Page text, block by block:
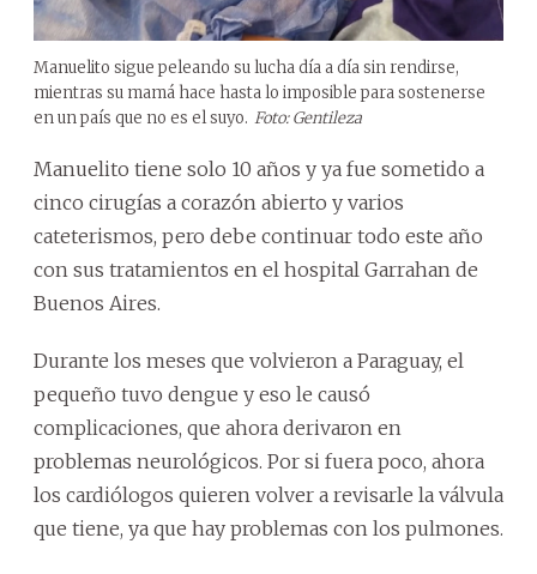
Manuelito sigue peleando su lucha día a día sin rendirse,
mientras su mamá hace hasta lo imposible para sostenerse
en un país que no es el suyo. Foto: Gentileza
Manuelito tiene solo 10 años y ya fue sometido a
cinco cirugías a corazón abierto y varios
cateterismos, pero debe continuar todo este año
con sus tratamientos en el hospital Garrahan de
Buenos Aires.
Durante los meses que volvieron a Paraguay, el
pequeño tuvo dengue y eso le causó
complicaciones, que ahora derivaron en
problemas neurológicos. Por si fuera poco, ahora
los cardiólogos quieren volver a revisarle la válvula
que tiene, ya que hay problemas con los pulmones.